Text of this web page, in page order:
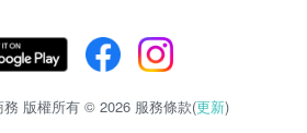
務 版權所有 © 2026 服務條款(更新)